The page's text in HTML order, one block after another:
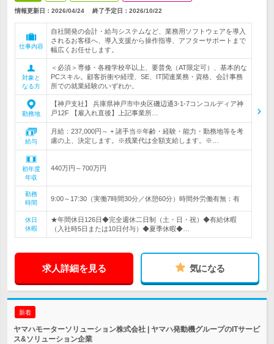
情報更新日：2026/04/24 終了予定日： 2026/10/22
仕事内容
自社開発の会計・給与システムなど、業務用ソフトウェアを導入
されるお客様へ、導入支援から操作指導、アフターサポートまで
幅広くお任せします。
対象と
なる方
＜必須＞専修・各種学校卒以上、要普免（AT限定可）、基本的な
PCスキル。顧客折衝や経理、SE、IT関連業務・資格、会計事務
所での就業経験のいずれか。
勤務地
【神戸支社】 兵庫県神戸市中央区磯辺通3-1-7コンコルディア神
戸12F 【雇入れ直後】上記事業所…
給与
月給：237,000円～ + 諸手当※年齢・経験・能力・勤務地等を考
慮の上、決定します。※残業代は全額支給します。※…
初年度
年収
440万円～700万円
勤務
時間
9:00～17:30（実働7時間30分／休憩60分）時間外労働有無：有
休日
休暇
★年間休日126日◆完全週休二日制（土・日・祝）◆有給休暇
（入社時5日または10日付与）◆夏季休暇◆…
求人詳細を見る 気になる
新着
ヤマハモーターソリューション株式会社 | ヤマハ発動機グループのITサービ
ス&ソリューション企業